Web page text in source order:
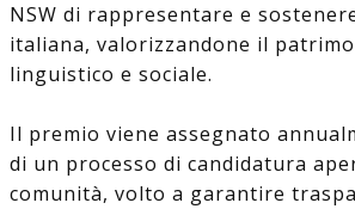
NSW di rappresentare e
italiana, valorizzandone il
linguistico e sociale.
Il premio viene assegnato
di un processo di candidatura
comunità, volto a garantire